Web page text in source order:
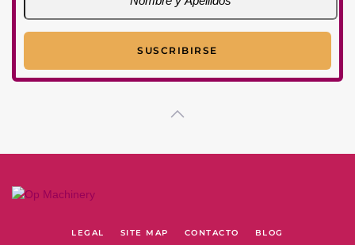
LEGAL SITE MAP CONTACTO BLOG